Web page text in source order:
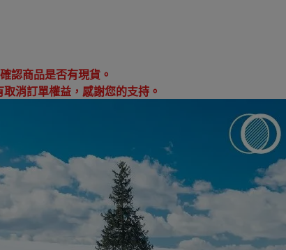
認商品是否有現貨。
取消訂單權益，感謝您的支持。